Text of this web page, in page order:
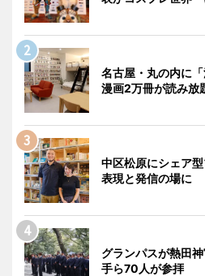
名古屋・丸の内に
漫画2万冊が読み放
中区松原にシェア
表現と発信の場に
グランパスが熱田
手ら70人が参拝